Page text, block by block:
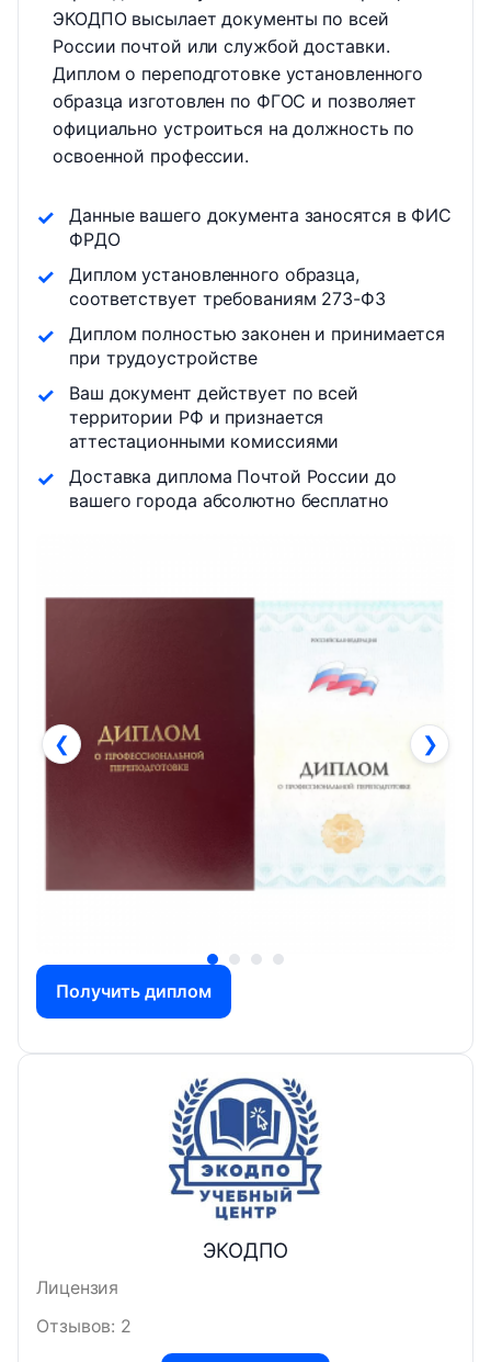
ЭКОДПО высылает документы по всей
России почтой или службой доставки.
Диплом о переподготовке установленного
образца изготовлен по ФГОС и позволяет
официально устроиться на должность по
освоенной профессии.
Данные вашего документа заносятся в ФИС
ФРДО
Диплом установленного образца,
соответствует требованиям 273-ФЗ
Диплом полностью законен и принимается
при трудоустройстве
Ваш документ действует по всей
территории РФ и признается
аттестационными комиссиями
Доставка диплома Почтой России до
вашего города абсолютно бесплатно
❮ ❯
Получить диплом
ЭКОДПО
Лицензия
Отзывов: 2